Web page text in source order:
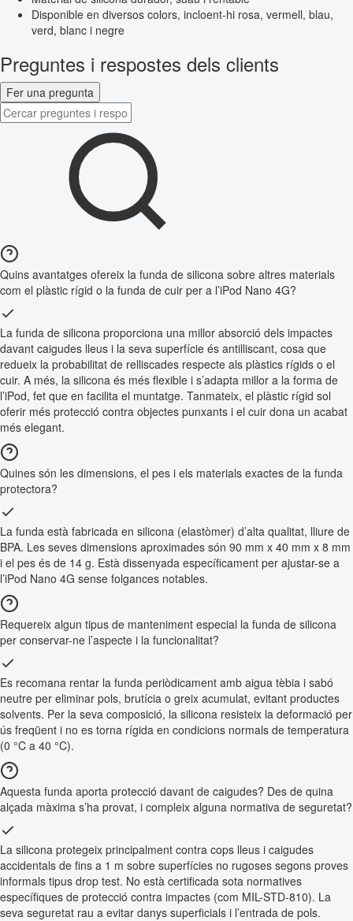
Disponible en diversos colors, incloent-hi rosa, vermell, blau,
verd, blanc i negre
Preguntes i respostes dels clients
Fer una pregunta
Quins avantatges ofereix la funda de silicona sobre altres materials
com el plàstic rígid o la funda de cuir per a l’iPod Nano 4G?
La funda de silicona proporciona una millor absorció dels impactes
davant caigudes lleus i la seva superfície és antilliscant, cosa que
redueix la probabilitat de relliscades respecte als plàstics rígids o el
cuir. A més, la silicona és més flexible i s’adapta millor a la forma de
l’iPod, fet que en facilita el muntatge. Tanmateix, el plàstic rígid sol
oferir més protecció contra objectes punxants i el cuir dona un acabat
més elegant.
Quines són les dimensions, el pes i els materials exactes de la funda
protectora?
La funda està fabricada en silicona (elastòmer) d’alta qualitat, lliure de
BPA. Les seves dimensions aproximades són 90 mm x 40 mm x 8 mm
i el pes és de 14 g. Està dissenyada específicament per ajustar-se a
l’iPod Nano 4G sense folgances notables.
Requereix algun tipus de manteniment especial la funda de silicona
per conservar-ne l’aspecte i la funcionalitat?
Es recomana rentar la funda periòdicament amb aigua tèbia i sabó
neutre per eliminar pols, brutícia o greix acumulat, evitant productes
solvents. Per la seva composició, la silicona resisteix la deformació per
ús freqüent i no es torna rígida en condicions normals de temperatura
(0 °C a 40 °C).
Aquesta funda aporta protecció davant de caigudes? Des de quina
alçada màxima s’ha provat, i compleix alguna normativa de seguretat?
La silicona protegeix principalment contra cops lleus i caigudes
accidentals de fins a 1 m sobre superfícies no rugoses segons proves
informals tipus drop test. No està certificada sota normatives
específiques de protecció contra impactes (com MIL-STD-810). La
seva seguretat rau a evitar danys superficials i l’entrada de pols.